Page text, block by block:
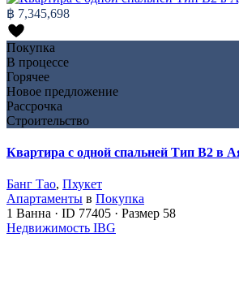
฿ 7,345,698
Покупка
В процессе
Горячее
Новое предложение
Рассрочка
Строительство
Квартира с одной спальней Тип B2 в
Банг Тао, Пхукет
Апартаменты в Покупка
1 Ванна · ID 77405 · Размер 58
Недвижимость IBG